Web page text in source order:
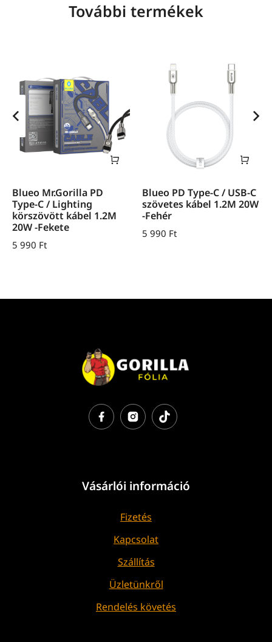
További termékek
Blueo Mr.Gorilla PD
Type-C / Lighting
körszövött kábel 1.2M
20W -Fekete
5 990 Ft
Blueo PD Type-C / USB-C
szövetes kábel 1.2M 20W
-Fehér
5 990 Ft
Vásárlói információ
Fizetés
Kapcsolat
Szállítás
Üzletünkről
Rendelés követés